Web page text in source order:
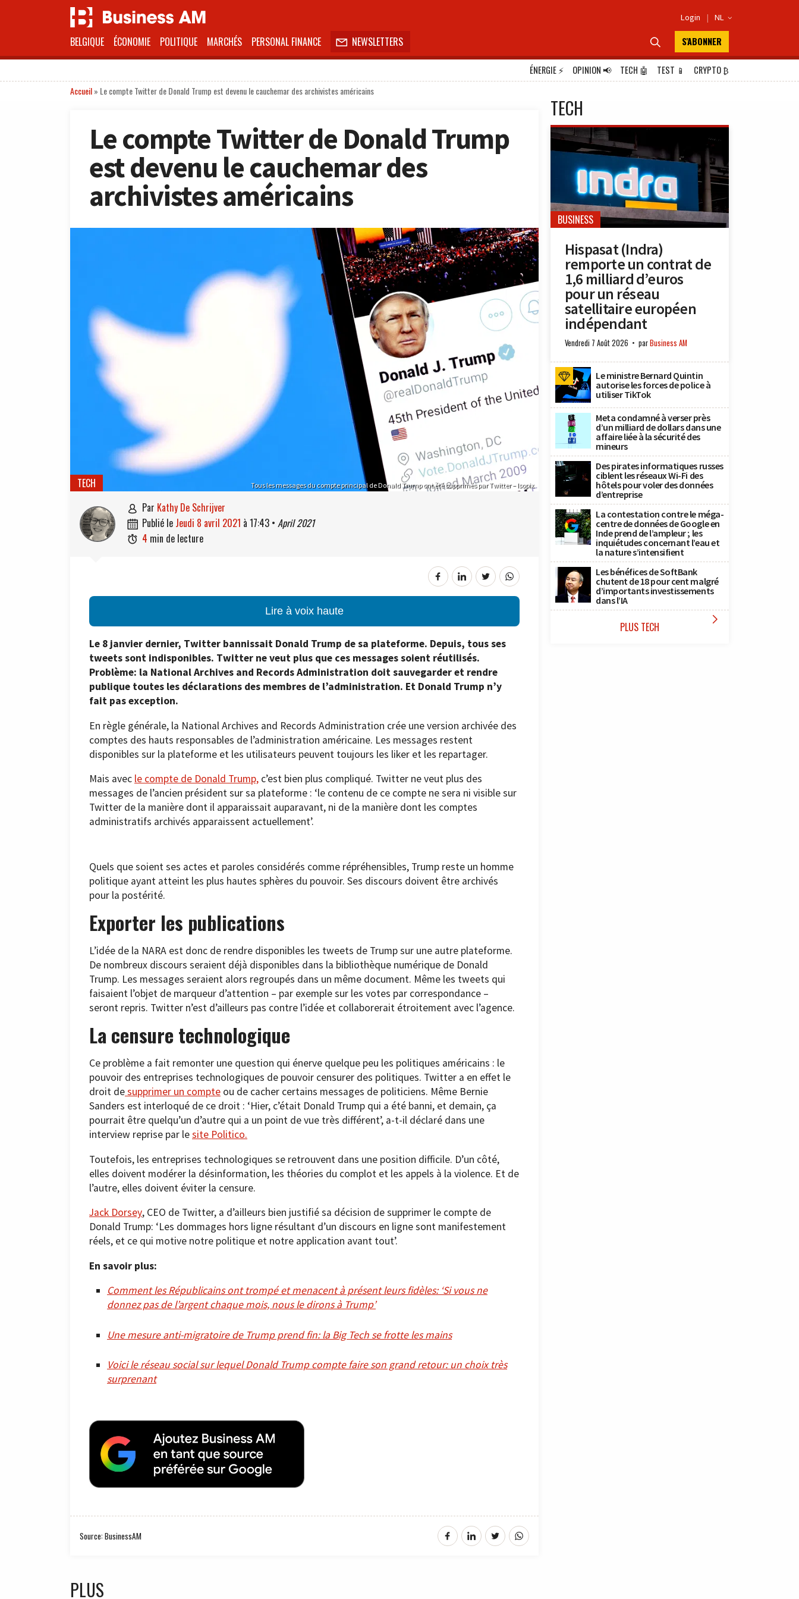
Login | NL 
BELGIQUE ÉCONOMIE POLITIQUE MARCHÉS PERSONAL FINANCE  NEWSLETTERS  S'ABONNER
ÉNERGIE⚡ OPINION📢 TECH 🤖 TEST 📱 CRYPTO₿
Accueil» Le compte Twitter de Donald Trump est devenu le cauchemar des archivistes américains
Le compte Twitter de Donald Trump
est devenu le cauchemar des
archivistes américains
Tous les messages du compte principal de Donald Trump ont été supprimés par Twitter – Isopix
TECH
 par Kathy De Schrijver
 publié le jeudi 8 avril 2021 à 17:43 • April 2021
 4 min de lecture
Lire à voix haute
Le 8 janvier dernier, Twitter bannissait Donald Trump de sa plateforme. Depuis, tous ses
tweets sont indisponibles. Twitter ne veut plus que ces messages soient réutilisés.
Problème: la National Archives and Records Administration doit sauvegarder et rendre
publique toutes les déclarations des membres de l’administration. Et Donald Trump n’y
fait pas exception.
En règle générale, la National Archives and Records Administration crée une version archivée des
comptes des hauts responsables de l’administration américaine. Les messages restent
disponibles sur la plateforme et les utilisateurs peuvent toujours les liker et les repartager.
Mais avec le compte de Donald Trump, c’est bien plus compliqué. Twitter ne veut plus des
messages de l’ancien président sur sa plateforme : ‘le contenu de ce compte ne sera ni visible sur
Twitter de la manière dont il apparaissait auparavant, ni de la manière dont les comptes
administratifs archivés apparaissent actuellement’.
Quels que soient ses actes et paroles considérés comme répréhensibles, Trump reste un homme
politique ayant atteint les plus hautes sphères du pouvoir. Ses discours doivent être archivés
pour la postérité.
Exporter les publications
L’idée de la NARA est donc de rendre disponibles les tweets de Trump sur une autre plateforme.
De nombreux discours seraient déjà disponibles dans la bibliothèque numérique de Donald
Trump. Les messages seraient alors regroupés dans un même document. Même les tweets qui
faisaient l’objet de marqueur d’attention – par exemple sur les votes par correspondance –
seront repris. Twitter n’est d’ailleurs pas contre l’idée et collaborerait étroitement avec l’agence.
La censure technologique
Ce problème a fait remonter une question qui énerve quelque peu les politiques américains : le
pouvoir des entreprises technologiques de pouvoir censurer des politiques. Twitter a en effet le
droit desupprimer un compte ou de cacher certains messages de politiciens. Même Bernie
Sanders est interloqué de ce droit : ‘Hier, c’était Donald Trump qui a été banni, et demain, ça
pourrait être quelqu’un d’autre qui a un point de vue très différent’, a-t-il déclaré dans une
interview reprise par lesite Politico.
Toutefois, les entreprises technologiques se retrouvent dans une position difficile. D’un côté,
elles doivent modérer la désinformation, les théories du complot et les appels à la violence. Et de
l’autre, elles doivent éviter la censure.
Jack Dorsey, CEO de Twitter, a d’ailleurs bien justifié sa décision de supprimer le compte de
Donald Trump: ‘Les dommages hors ligne résultant d’un discours en ligne sont manifestement
réels, et ce qui motive notre politique et notre application avant tout’.
En savoir plus:
Comment les Républicains ont trompé et menacent à présent leurs fidèles: ‘Si vous ne
donnez pas de l’argent chaque mois, nous le dirons à Trump’
Une mesure anti-migratoire de Trump prend fin: la Big Tech se frotte les mains
Voici le réseau social sur lequel Donald Trump compte faire son grand retour: un choix très
surprenant
Source: BusinessAM
PLUS
TECH
BUSINESS
Hispasat (Indra)
remporte un contrat de
1,6 milliard d’euros
pour un réseau
satellitaire européen
indépendant
Vendredi 7 Août 2026 parBusiness AM
Le ministre Bernard Quintin
autorise les forces de police à
utiliser TikTok
Meta condamné à verser près
d’un milliard de dollars dans une
affaire liée à la sécurité des
mineurs
Des pirates informatiques russes
ciblent les réseaux Wi-Fi des
hôtels pour voler des données
d’entreprise
La contestation contre le méga-
centre de données de Google en
Inde prend de l’ampleur ; les
inquiétudes concernant l’eau et
la nature s’intensifient
Les bénéfices de SoftBank
chutent de 18 pour cent malgré
d’importants investissements
dans l’IA
PLUS TECH 